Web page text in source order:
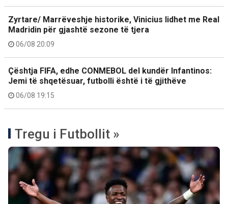
Zyrtare/ Marrëveshje historike, Vinicius lidhet me Real
Madridin për gjashtë sezone të tjera
06/08 20:09
Çështja FIFA, edhe CONMEBOL del kundër Infantinos:
Jemi të shqetësuar, futbolli është i të gjithëve
06/08 19:15
Tregu i Futbollit »